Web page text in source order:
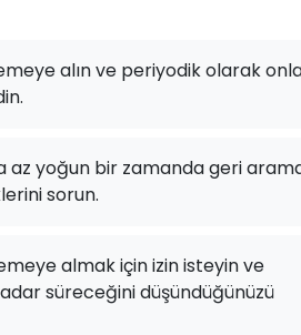
alın ve periyodik olarak
az yoğun bir zamanda geri
sorun.
almak için izin isteyin ve
süreceğini düşündüğünüzü